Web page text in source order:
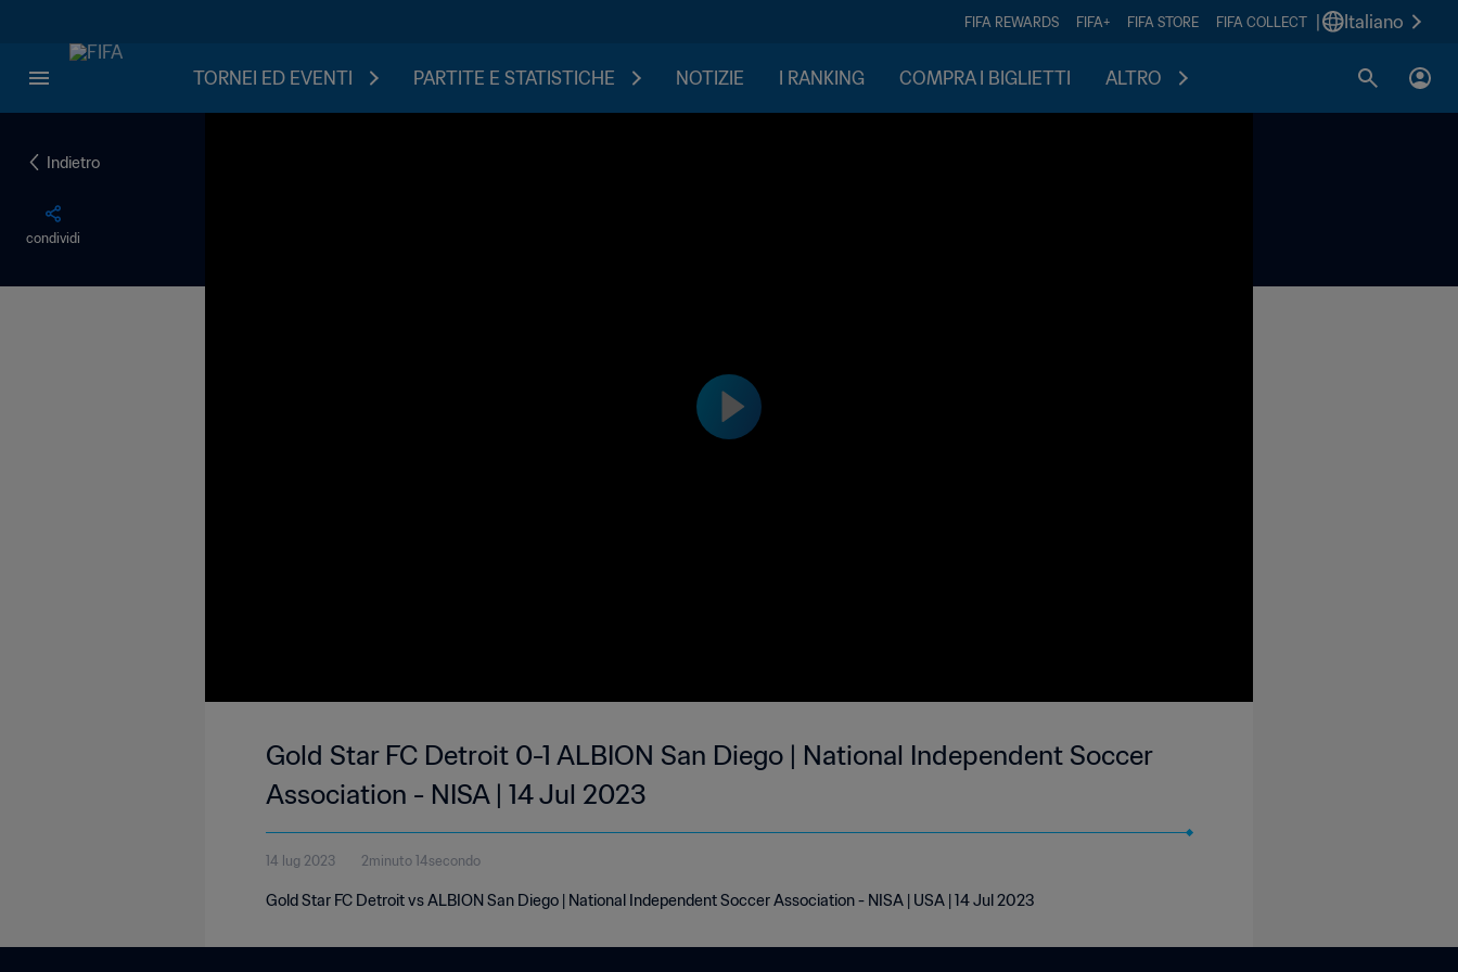
FIFA REWARDS FIFA+ FIFA STORE FIFA COLLECT Italiano
TORNEI ED EVENTI PARTITE E STATISTICHE NOTIZIE I RANKING COMPRA I BIGLIETTI ALTRO
Indietro
condividi
Gold Star FC Detroit 0-1 ALBION San Diego | National Independent Soccer
Association - NISA | 14 Jul 2023
14 lug 2023 2minuto 14secondo
Gold Star FC Detroit vs ALBION San Diego | National Independent Soccer Association - NISA | USA | 14 Jul 2023